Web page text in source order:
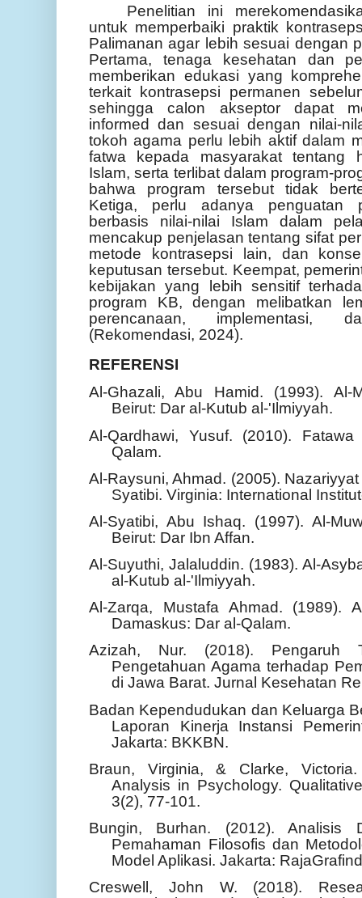
Penelitian ini
untuk memperbaiki praktik
Palimanan agar lebih sesuai dengan
Pertama, tenaga kesehatan dan
memberikan edukasi yang
terkait kontrasepsi permanen
sehingga calon akseptor dapat
informed dan sesuai dengan nilai-
tokoh agama perlu lebih aktif dalam
fatwa kepada masyarakat tentang
Islam, serta terlibat dalam program-
bahwa program tersebut tidak
Ketiga, perlu adanya penguatan
berbasis nilai-nilai Islam dalam
mencakup penjelasan tentang sifat
metode kontrasepsi lain, dan
keputusan tersebut. Keempat,
kebijakan yang lebih sensitif
program KB, dengan melibatkan
perencanaan, implementasi,
(Rekomendasi, 2024).
REFERENSI
Al-Ghazali, Abu Hamid. (1993). Al-
Beirut: Dar al-Kutub al-'Ilmiyyah.
Al-Qardhawi, Yusuf. (2010).
Qalam.
Al-Raysuni, Ahmad. (2005).
Syatibi. Virginia: International
Al-Syatibi, Abu Ishaq. (1997). Al-
Beirut: Dar Ibn Affan.
Al-Suyuthi, Jalaluddin. (1983). Al-
al-Kutub al-'Ilmiyyah.
Al-Zarqa, Mustafa Ahmad. (1989).
Damaskus: Dar al-Qalam.
Azizah, Nur. (2018). Pengaruh
Pengetahuan Agama terhadap
di Jawa Barat. Jurnal Kesehatan
Badan Kependudukan dan Keluarga
Laporan Kinerja Instansi
Jakarta: BKKBN.
Braun, Virginia, & Clarke,
Analysis in Psychology.
3(2), 77-101.
Bungin, Burhan. (2012). Analisis
Pemahaman Filosofis dan
Model Aplikasi. Jakarta:
Creswell, John W. (2018).